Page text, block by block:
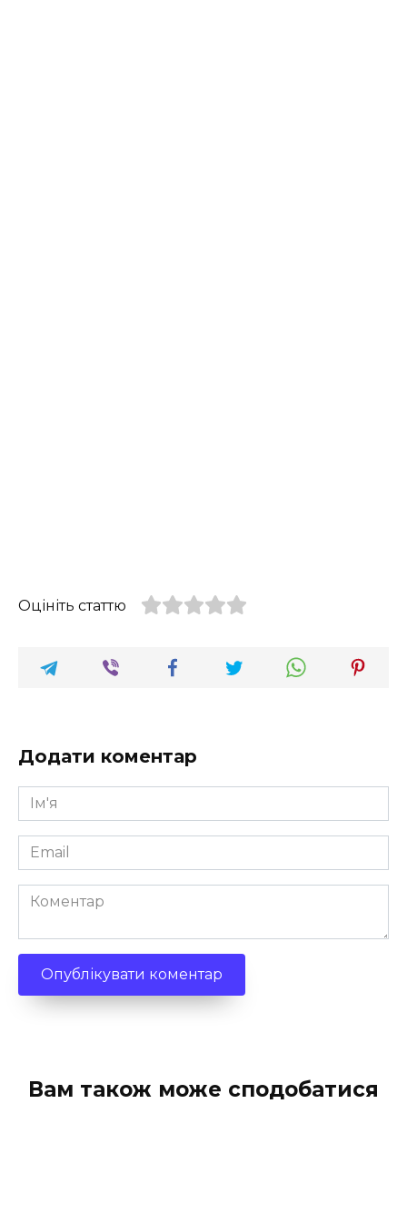
Оцініть статтю
Додати коментар
Ім'я
*
Email
*
Коментар
Вам також може сподобатися